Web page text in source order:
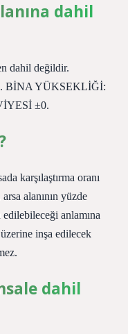
dahil
dahil değildir.
BİNA YÜKSEKLİĞİ:
±0.
karşılaştırma oranı
alanının yüzde
edilebileceği anlamına
inşa edilecek
dahil